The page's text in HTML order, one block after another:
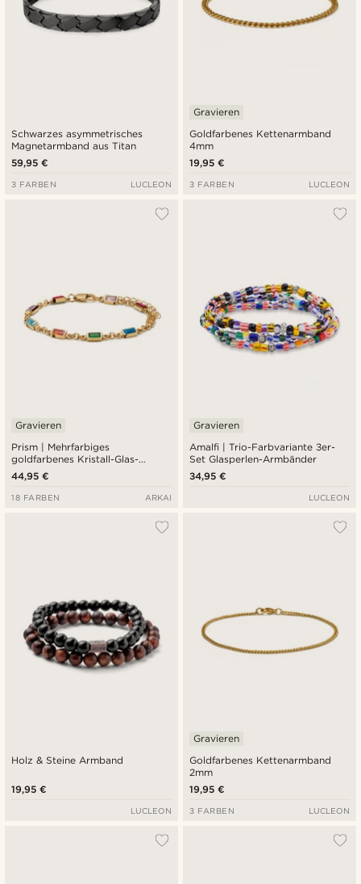
Schwarzes asymmetrisches
Magnetarmband aus Titan
59,95 €
3 FARBEN LUCLEON
Goldfarbenes Kettenarmband
4mm
Gravieren
19,95 €
3 FARBEN LUCLEON
Prism | Mehrfarbiges
goldfarbenes Kristall-Glas-
Edelstein-Armband
Gravieren
44,95 €
18 FARBEN ARKAI
Amalfi | Trio-Farbvariante 3er-
Set Glasperlen-Armbänder
Gravieren
34,95 €
LUCLEON
Holz & Steine Armband
19,95 €
LUCLEON
Goldfarbenes Kettenarmband
2mm
Gravieren
19,95 €
3 FARBEN LUCLEON